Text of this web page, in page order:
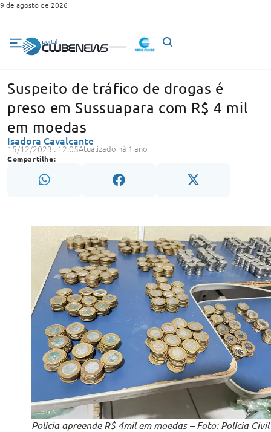
9 de agosto de 2026
Suspeito de tráfico de drogas é
preso em Sussuapara com R$ 4 mil
em moedas
Isadora Cavalcante
15/12/2023 . 12:05Atualizado há 1 ano
Compartilhe:
Polícia apreende R$ 4mil em moedas – Foto: Polícia Civil